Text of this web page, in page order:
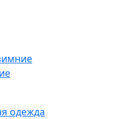
одежда